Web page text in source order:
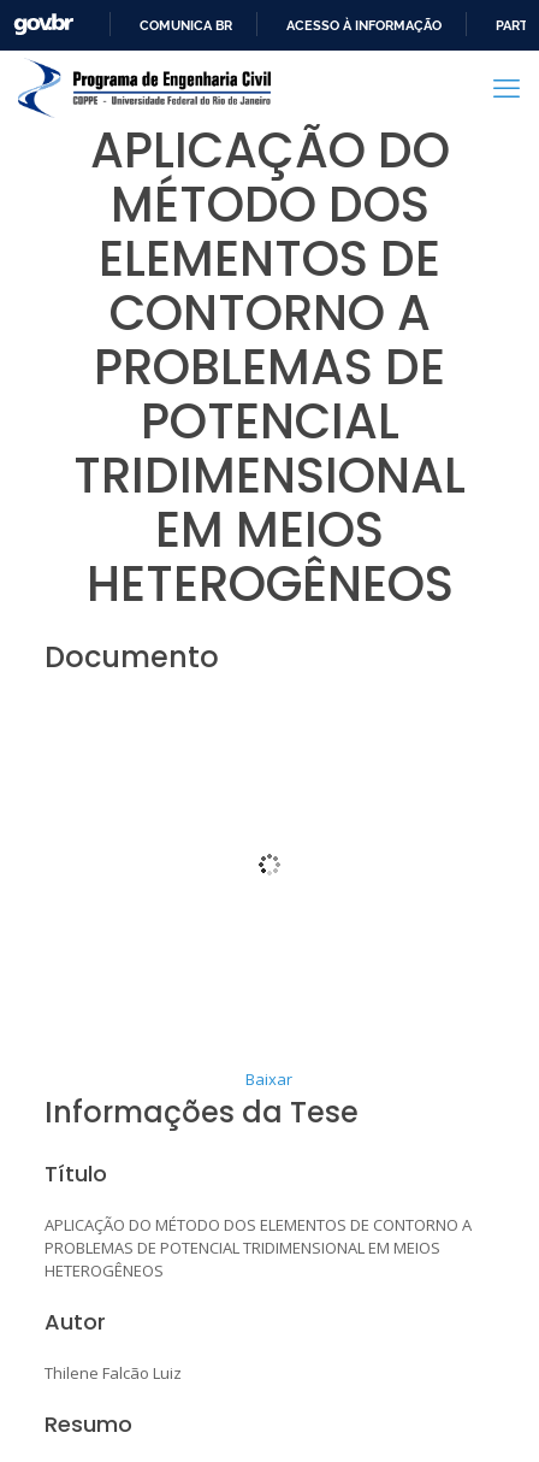
PARA
CONTEÚDO
COMUNICA BR ACESSO À INFORMAÇÃO
APLICAÇÃO DO
MÉTODO DOS
ELEMENTOS DE
CONTORNO A
PROBLEMAS DE
POTENCIAL
TRIDIMENSIONAL
EM MEIOS
HETEROGÊNEOS
Documento
Baixar
Informações da Tese
Título
APLICAÇÃO DO MÉTODO DOS ELEMENTOS DE CONTORNO A
PROBLEMAS DE POTENCIAL TRIDIMENSIONAL EM MEIOS
HETEROGÊNEOS
Autor
Thilene Falcão Luiz
Resumo